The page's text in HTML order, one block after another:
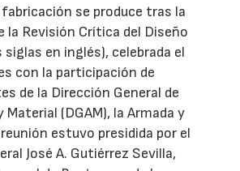
fabricación se produce tras la
la Revisión Crítica del Diseño
siglas en inglés), celebrada el
con la participación de
de la Dirección General de
(DGAM), la Armada y
estuvo presidida por el
José A. Gutiérrez Sevilla,